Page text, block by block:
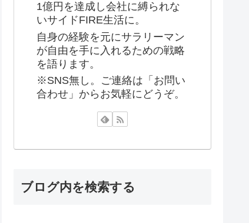
1億円を達成し会社に縛られな
いサイドFIRE生活に。
自身の経験を元にサラリーマン
が自由を手に入れるための戦略
を語ります。
※SNS無し。ご連絡は「お問い
合わせ」からお気軽にどうぞ。
ブログ内を検索する